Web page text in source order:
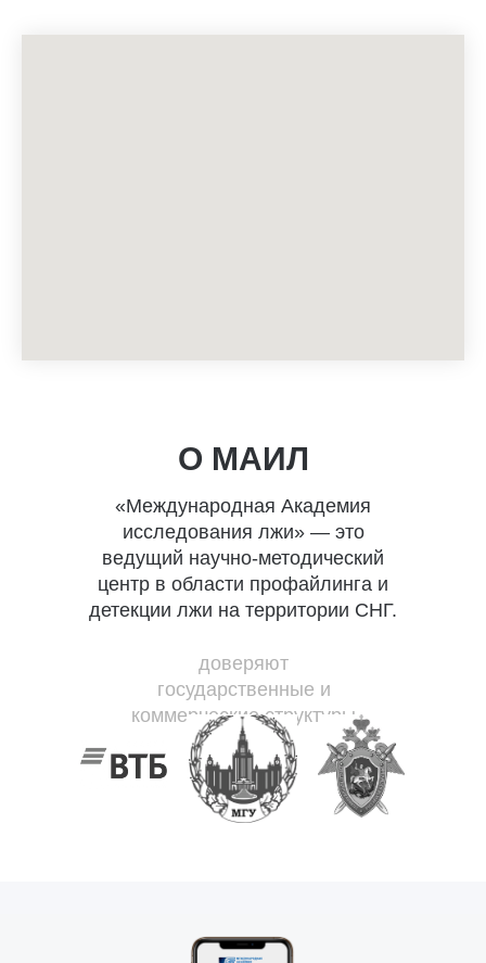
О МАИЛ
«Международная Академия
исследования лжи» — это
ведущий научно-методический
центр в области профайлинга и
детекции лжи на территории СНГ.
доверяют
государственные и
коммерческие структуры